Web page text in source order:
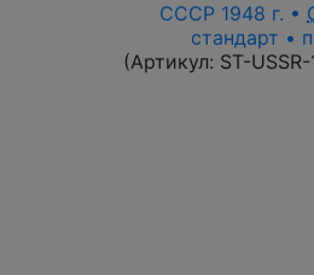
СССР 1948 г. •
стандарт •
(Артикул: ST-